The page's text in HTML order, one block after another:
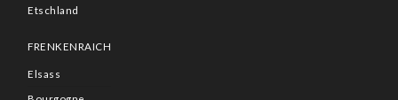
Etschland
FRENKENRAICH
Elsass